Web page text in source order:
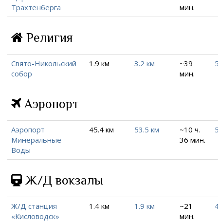
Трахтенберга
мин.
Религия
Свято-Никольский
собор
1.9 км 3.2 км
~39
мин.
Аэропорт
Аэропорт
Минеральные
Воды
45.4 км 53.5 км
~10 ч.
36 мин.
Ж/Д вокзалы
Ж/Д станция
«Кисловодск»
1.4 км 1.9 км
~21
мин.